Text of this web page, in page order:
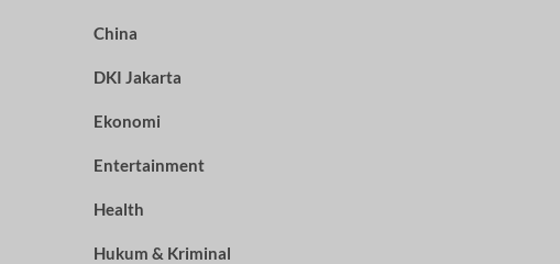
China
DKI Jakarta
Ekonomi
Entertainment
Health
Hukum & Kriminal